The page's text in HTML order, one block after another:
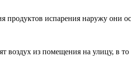
продуктов испарения наружу они
из помещения на улицу, в